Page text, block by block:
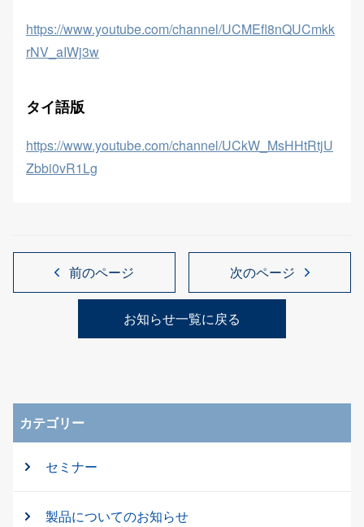
https://www.youtube.com/channel/UCMEfl8nQUCmkk
rNV_aIWj3w
タイ語版
https://www.youtube.com/channel/UCkW_MsHHtRtjU
Zbbi0vR1Lg
前のページ
お知らせ一覧に戻る
次のページ
カテゴリー
セミナー
製品についてのお知らせ